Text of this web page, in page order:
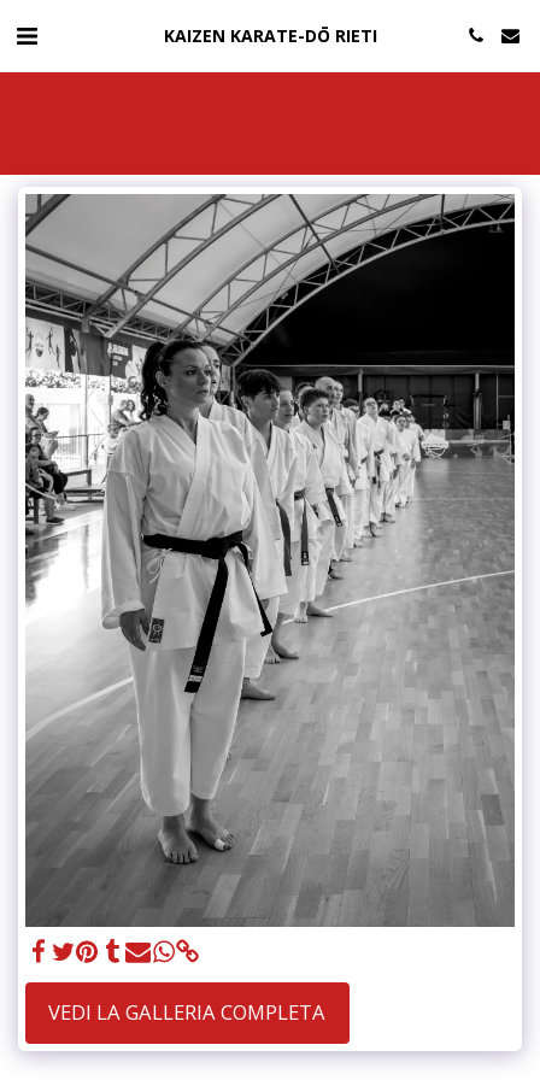
KAIZEN KARATE-DŌ RIETI
VEDI LA GALLERIA COMPLETA